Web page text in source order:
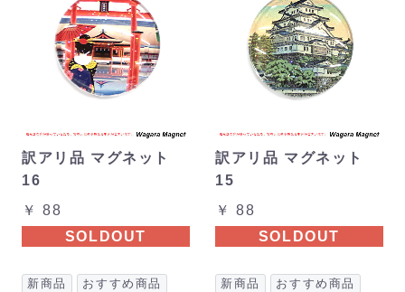
訳アリ品 マグネット
16
￥ 88
SOLDOUT
訳アリ品 マグネット
15
￥ 88
SOLDOUT
新商品 おすすめ商品 新商品 おすすめ商品